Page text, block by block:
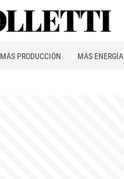
MÁS PRODUCCIÓN MÁS ENERGÍA